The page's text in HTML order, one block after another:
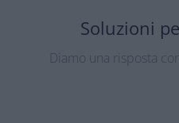
Soluzioni
Diamo una risposta